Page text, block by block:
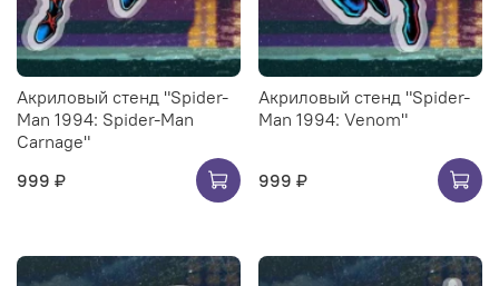
Акриловый стенд "Spider-
Man 1994: Spider-Man
Carnage"
999 ₽
Акриловый стенд "Spider-
Man 1994: Venom"
999 ₽